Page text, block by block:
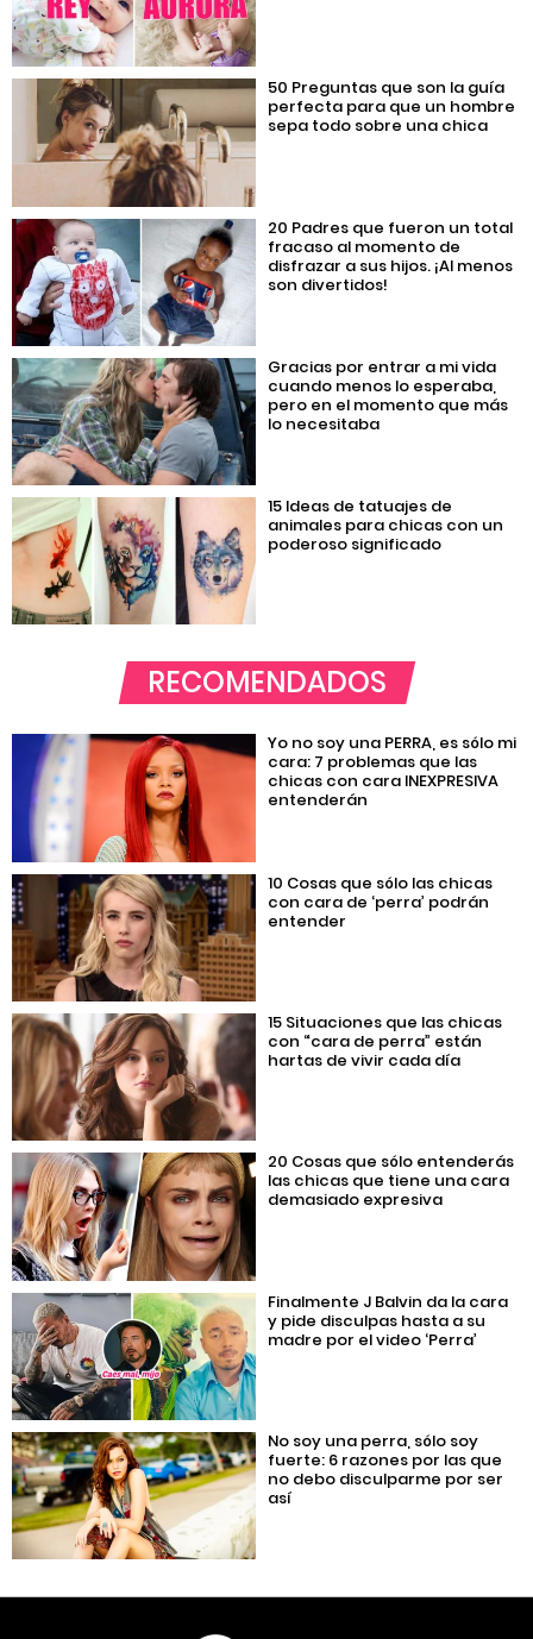
50 Preguntas que son la guía
perfecta para que un hombre
sepa todo sobre una chica
20 Padres que fueron un total
fracaso al momento de
disfrazar a sus hijos. ¡Al menos
son divertidos!
Gracias por entrar a mi vida
cuando menos lo esperaba,
pero en el momento que más
lo necesitaba
15 Ideas de tatuajes de
animales para chicas con un
poderoso significado
RECOMENDADOS
Yo no soy una PERRA, es sólo mi
cara: 7 problemas que las
chicas con cara INEXPRESIVA
entenderán
10 Cosas que sólo las chicas
con cara de ‘perra’ podrán
entender
15 Situaciones que las chicas
con “cara de perra” están
hartas de vivir cada día
20 Cosas que sólo entenderás
las chicas que tiene una cara
demasiado expresiva
Finalmente J Balvin da la cara
y pide disculpas hasta a su
madre por el video ‘Perra’
No soy una perra, sólo soy
fuerte: 6 razones por las que
no debo disculparme por ser
así